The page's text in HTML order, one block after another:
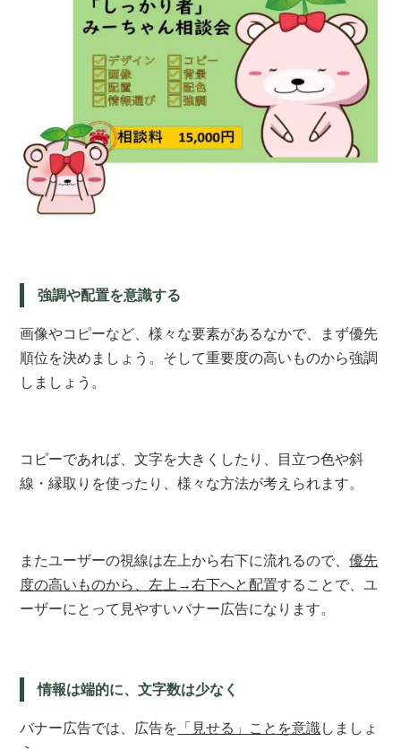
強調や配置を意識する
画像やコピーなど、様々な要素があるなかで、まず優先
順位を決めましょう。 そして重要度の高いものから強調
しましょう。
コピーであれば、文字を大きくしたり、
目立つ色や斜
線・縁取りを使ったり、様々な方法が考えられます。
またユーザーの視線は左上から右下に流れるので、優先
度の高いものから、左上→右下へと配置することで、ユ
ーザーにとって見やすいバナー広告になります。
情報は端的に、文字数は少なく
バナー広告では、 広告を 「見せる」ことを意識しましょ